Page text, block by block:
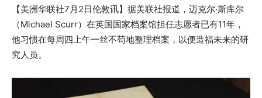
【美洲华联社7月2日伦敦讯】据美联社报道，迈克尔·斯库尔
（Michael Scurr）在英国国家档案馆担任志愿者已有11年，
他习惯在每周四上午一丝不苟地整理档案，以便造福未来的研
究人员。